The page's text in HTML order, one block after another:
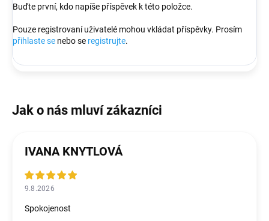
Buďte první, kdo napíše příspěvek k této položce.
Pouze registrovaní uživatelé mohou vkládat příspěvky. Prosím
přihlaste se nebo se registrujte.
IVANA KNYTLOVÁ
9.8.2026
Spokojenost